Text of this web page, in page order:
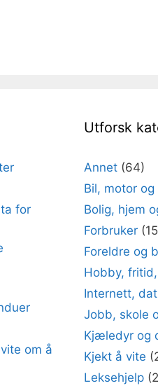
for
om å
Utforsk
Annet (64)
Bil, motor
Bolig, hjem
Forbruker
Foreldre og
Hobby,
Internett,
Jobb, skole
Kjæledyr og
Kjekt å vite
Leksehjelp